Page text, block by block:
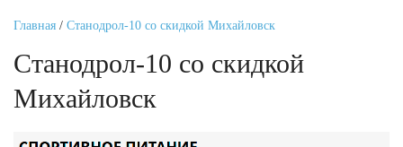
Главная / Станодрол-10 со скидкой Михайловск
Станодрол-10 со скидкой
Михайловск